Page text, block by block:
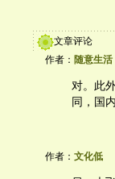
文章评论
作者： 随意生活
对。此
同，国
作者： 文化低